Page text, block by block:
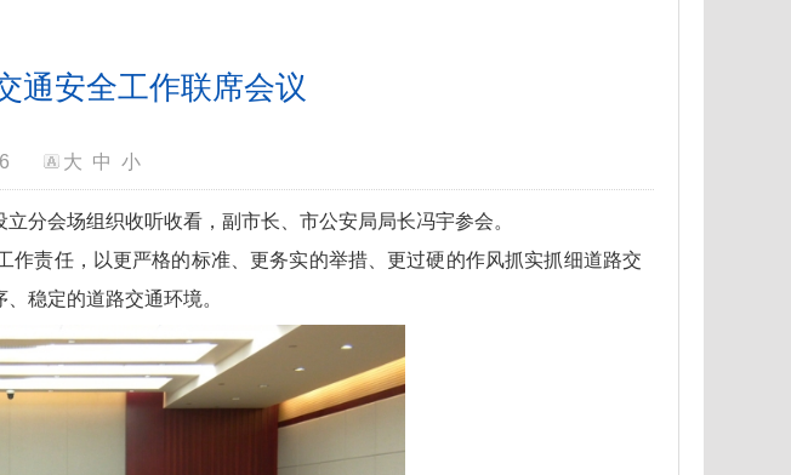
通安全工作联席会议
大 中 小
分会场组织收听收看，副市长、市公安局局长冯宇参会。
责任，以更严格的标准、更务实的举措、更过硬的作风抓实抓细道路交
稳定的道路交通环境。